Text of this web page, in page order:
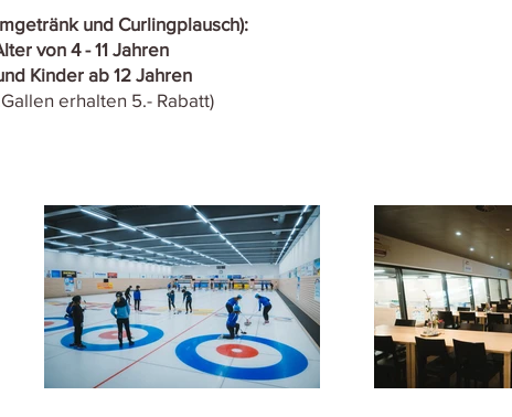
und Curlingplausch):
von 4 - 11 Jahren
Kinder ab 12 Jahren
erhalten 5.- Rabatt)